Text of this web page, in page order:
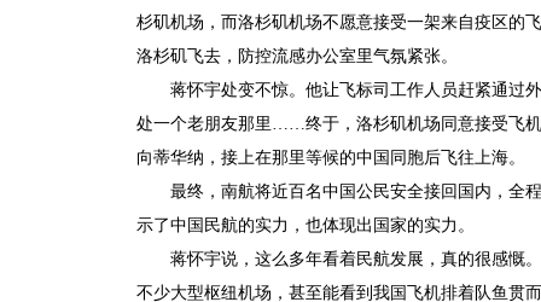
杉矶机场，而洛杉矶机场不愿意接受一架来自疫区的
洛杉矶飞去，防控流感办公室里气氛紧张。
蒋怀宇处变不惊。他让飞标司工作人员赶紧通过
处一个老朋友那里……终于，洛杉矶机场同意接受飞
向蒂华纳，接上在那里等候的中国同胞后飞往上海。
最终，南航将近百名中国公民安全接回国内，全
示了中国民航的实力，也体现出国家的实力。
蒋怀宇说，这么多年看着民航发展，真的很感慨
不少大型枢纽机场，甚至能看到我国飞机排着队鱼贯